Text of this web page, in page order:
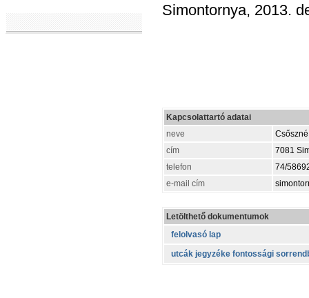
Simontornya, 2013.
Kapcsolattartó adatai
neve
cím
7081
telefon
74/
e-mail cím
Letölthető dokumentumok
felolvasó lap
utcák jegyzéke fontossági